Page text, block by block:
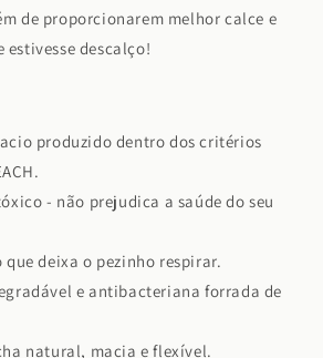
de proporcionarem melhor calce e
descalço!
produzido dentro dos critérios
- não prejudica a saúde do seu
que deixa o pezinho respirar.
e antibacteriana forrada de
natural, macia e flexível.